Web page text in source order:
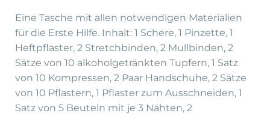
Eine Tasche mit allen notwendigen Materialien
für die Erste Hilfe. Inhalt: 1 Schere, 1 Pinzette, 1
Heftpflaster, 2 Stretchbinden, 2 Mullbinden, 2
Sätze von 10 alkoholgetränkten Tupfern, 1 Satz
von 10 Kompressen, 2 Paar Handschuhe, 2 Sätze
von 10 Pflastern, 1 Pflaster zum Ausschneiden, 1
Satz von 5 Beuteln mit je 3 Nähten, 2